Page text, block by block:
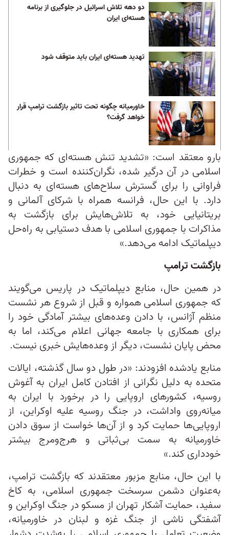
دو دهه تلاش اسرائیل در جلوگیری از برنامه
هسته‌ای ایران
تهدید هسته‌ای ایران باید متوقف شود
خاورمیانه چگونه تحت تاثیر بازگشت ترامپ قرار
خواهد گرفت؟
بارو معتقد است: «تشدید تنش هسته‌ای که جمهوری
اسلامی در آن درگیر شده، نگران‌کننده است و خطرات
فراوانی را برای گسترش سلاح‌های هسته‌ای به دنبال
دارد. با این حال، فرانسه همراه با شرکای آلمانی و
بریتانیایی خود، به تلاش‌هایش برای بازگشت به
مذاکرات با جمهوری اسلامی با هدف دستیابی به راه‌حل
دیپلماتیک ادامه می‌دهد.»
بازگشت ترامپ
در همین حال، منابع دیپلماتیک در پاریس می‌گویند
که جمهوری اسلامی همواره و قبل از شروع هر نشست
منظم آژانس، با دادن وعده‌های بیشتر آمادگی خود را
برای همکاری با جامعه جهانی اعلام می‌کند، اما به
محض پایان نشست، دیگر از وعده‌هایش خبری نیست.
منابع یادشده افزودند: «در طول دو سال گذشته، ایالات
متحده به دلیل نگرانی از افتادن کامل ایران به آغوش
روسیه، کشورهای اروپایی را در برخورد با ایران به
میانه‌روی واداشت، در جنگ روسیه علیه اوکراین، از
اروپایی‌ها حمایت کرد و از آن‌ها خواست از سوق دادن
خاورمیانه به سمت بی‌ثباتی و هرج‌ومرج بیشتر
خودداری کند.»
با این حال، منابع مزبور معتقدند که بازگشت ترامپ،
به‌عنوان دشمن سرسخت جمهوری اسلامی، به کاخ
سفید، حمایت آشکار تهران از مسکو در جنگ اوکراین و
آشفتگی ناشی از جنگ غزه و لبنان در خاورمیانه،